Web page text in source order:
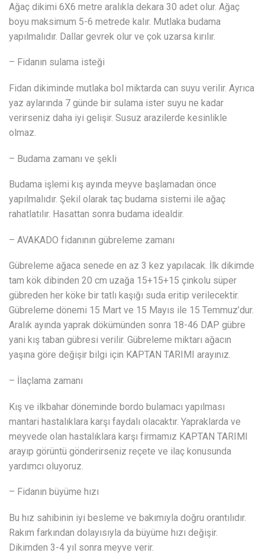
Ağaç dikimi 6X6 metre aralıkla dekara 30 adet olur. Ağaç
boyu maksimum 5-6 metrede kalır. Mutlaka budama
yapılmalıdır. Dallar gevrek olur ve çok uzarsa kırılır.
– Fidanın sulama isteği
Fidan dikiminde mutlaka bol miktarda can suyu verilir. Ayrıca
yaz aylarında 7 günde bir sulama ister suyu ne kadar
verirseniz daha iyi gelişir. Susuz arazilerde kesinlikle
olmaz.
– Budama zamanı ve şekli
Budama işlemi kış ayında meyve başlamadan önce
yapılmalıdır. Şekil olarak taç budama sistemi ile ağaç
rahatlatılır. Hasattan sonra budama idealdir.
– AVAKADO fidanının gübreleme zamanı
Gübreleme ağaca senede en az 3 kez yapılacak. İlk dikimde
tam kök dibinden 20 cm uzağa 15+15+15 çinkolu süper
gübreden her köke bir tatlı kaşığı suda eritip verilecektir.
Gübreleme dönemi 15 Mart ve 15 Mayıs ile 15 Temmuz’dur.
Aralık ayında yaprak dökümünden sonra 18-46 DAP gübre
yani kış taban gübresi verilir. Gübreleme miktarı ağacın
yaşına göre değişir bilgi için KAPTAN TARIMI arayınız.
– İlaçlama zamanı
Kış ve ilkbahar döneminde bordo bulamacı yapılması
mantari hastalıklara karşı faydalı olacaktır. Yapraklarda ve
meyvede olan hastalıklara karşı firmamız KAPTAN TARIMI
arayıp görüntü gönderirseniz reçete ve ilaç konusunda
yardımcı oluyoruz.
– Fidanın büyüme hızı
Bu hız sahibinin iyi besleme ve bakımıyla doğru orantılıdır.
Rakım farkından dolayısıyla da büyüme hızı değişir.
Dikimden 3-4 yıl sonra meyve verir.